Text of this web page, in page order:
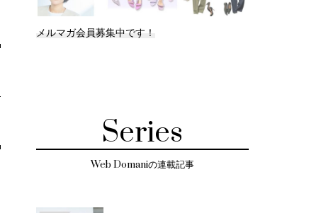
メルマガ会員募集中です！
Series
Web Domaniの連載記事